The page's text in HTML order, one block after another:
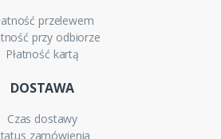
przelewem
przy odbiorze
Płatność kartą
DOSTAWA
Czas dostawy
zamówienia